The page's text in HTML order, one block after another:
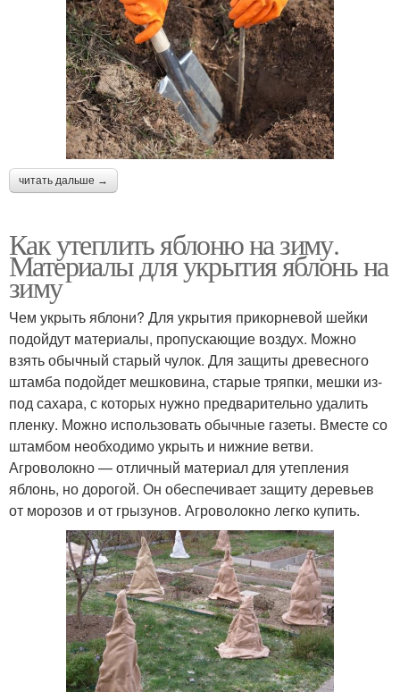
читать дальше →
Как утеплить яблоню на зиму.
Материалы для укрытия яблонь на
зиму
Чем укрыть яблони? Для укрытия прикорневой шейки
подойдут материалы, пропускающие воздух. Можно
взять обычный старый чулок. Для защиты древесного
штамба подойдет мешковина, старые тряпки, мешки из-
под сахара, с которых нужно предварительно удалить
пленку. Можно использовать обычные газеты. Вместе со
штамбом необходимо укрыть и нижние ветви.
Агроволокно — отличный материал для утепления
яблонь, но дорогой. Он обеспечивает защиту деревьев
от морозов и от грызунов. Агроволокно легко купить.